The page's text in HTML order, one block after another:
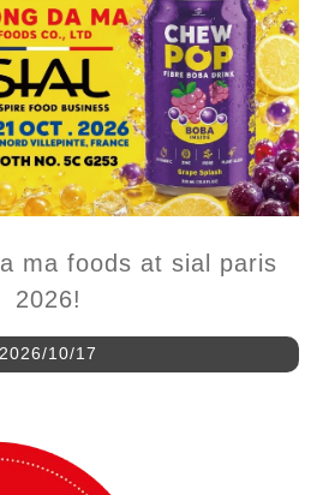
ma foods at sial paris
2026!
2026/10/17